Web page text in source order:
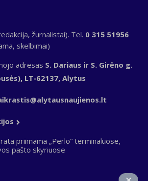
žurnalistai). Tel. 0 315 51956
skelbimai)
adresas S. Dariaus ir S. Girėno g.
LT-62137, Alytus
priimama „Perlo“ terminaluose,
pašto skyriuose